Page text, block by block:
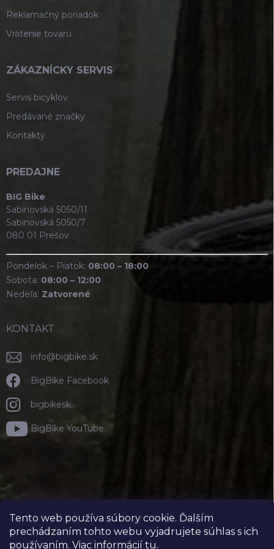
Tento web používa súbory cookie. Ďalším
prechádzaním tohto webu vyjadrujete súhlas s ich
používaním. Viac informácií tu.
Reklamačný poriadok
Vrátenie tovaru
ZÁKAZNÍCKY SERVIS
Servis bicyklov
Predávané značky
Kontakty
PREDAJNE
BIG Bike
Sabinovská 5050/11
Sabinovská 5050/7
080 01 Prešov
Pondelok – Piatok: 08:00 – 18:00
Sobota: 08:00 – 12:00
Nedeľa: Zatvorené
KONTAKT
info@bigbike.sk
BigBike Facebook
bigbikesk
BigBike YouTube